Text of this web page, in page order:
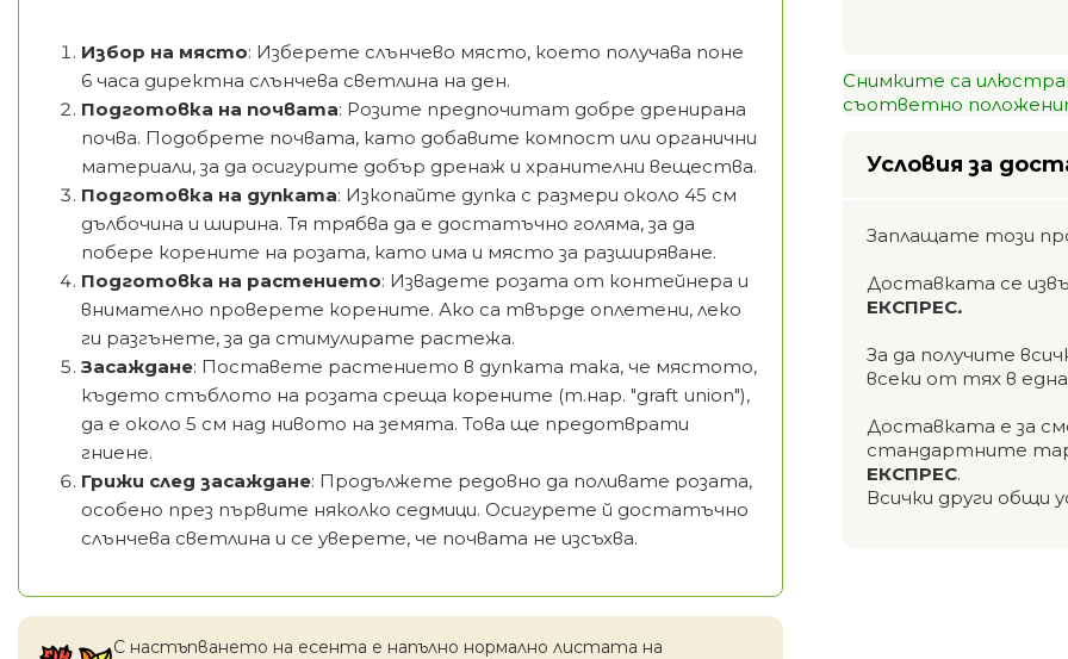
Избор на място: Изберете слънчево място, което получава поне
6 часа директна слънчева светлина на ден.
Подготовка на почвата: Розите предпочитат добре дренирана
почва. Подобрете почвата, като добавите компост или органични
материали, за да осигурите добър дренаж и хранителни вещества.
Подготовка на дупката: Изкопайте дупка с размери около 45 см
дълбочина и ширина. Тя трябва да е достатъчно голяма, за да
побере корените на розата, като има и място за разширяване.
Подготовка на растението: Извадете розата от контейнера и
внимателно проверете корените. Ако са твърде оплетени, леко
ги разгънете, за да стимулирате растежа.
Засаждане: Поставете растението в дупката така, че мястото,
където стъблото на розата среща корените (т.нар. "graft union"),
да е около 5 см над нивото на земята. Това ще предотврати
гниене.
Грижи след засаждане: Продължете редовно да поливате розата,
особено през първите няколко седмици. Осигурете й достатъчно
слънчева светлина и се уверете, че почвата не изсъхва.
С настъпването на есентa е напълно нормално листата на
Снимките са
съответно
Условия за
Заплащате този
Доставката се
ЕКСПРЕС.
За да получите
всеки от тях в
Доставката е за
стандартните
ЕКСПРЕС.
Всички други общи